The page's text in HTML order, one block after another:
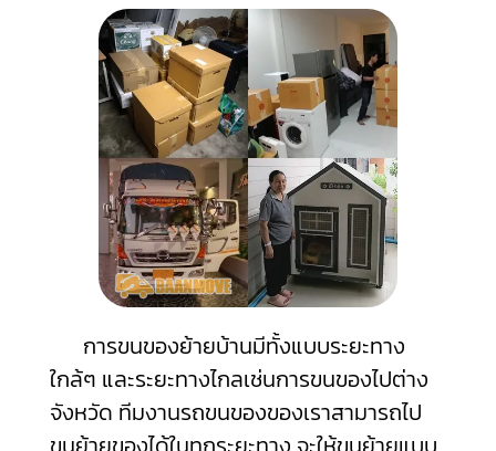
การขนของย้ายบ้านมีทั้งแบบระยะทาง
ใกล้ๆ และระยะทางไกลเช่นการขนของไปต่าง
จังหวัด ทีมงานรถขนของของเราสามารถไป